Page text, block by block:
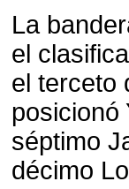
La
el
el terceto
posicionó
séptimo
décimo